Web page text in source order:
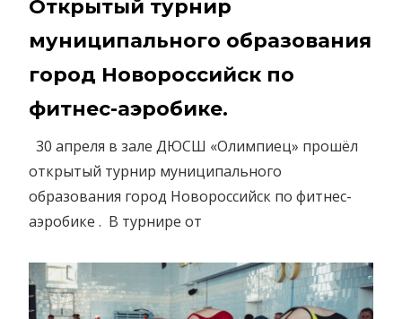
Открытый турнир
муниципального образования
город Новороссийск по
фитнес-аэробике.
30 апреля в зале ДЮСШ «Олимпиец» прошёл
открытый турнир муниципального
образования город Новороссийск по фитнес-
аэробике . В турнире от